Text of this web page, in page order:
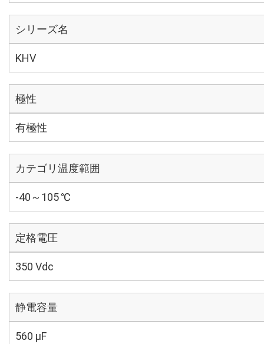
シリーズ名
KHV
極性
有極性
カテゴリ温度範囲
-40～105 ℃
定格電圧
350 Vdc
静電容量
560 µF